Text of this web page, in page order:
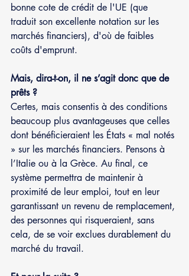
bonne cote de crédit de l'UE (que
traduit son excellente notation sur les
marchés financiers), d'où de faibles
coûts d'emprunt.
Mais, dira-t-on, il ne s’agit donc que de
prêts ?
Certes, mais consentis à des conditions
beaucoup plus avantageuses que celles
dont bénéficieraient les États « mal notés
» sur les marchés financiers. Pensons à
l’Italie ou à la Grèce. Au final, ce
système permettra de maintenir à
proximité de leur emploi, tout en leur
garantissant un revenu de remplacement,
des personnes qui risqueraient, sans
cela, de se voir exclues durablement du
marché du travail.